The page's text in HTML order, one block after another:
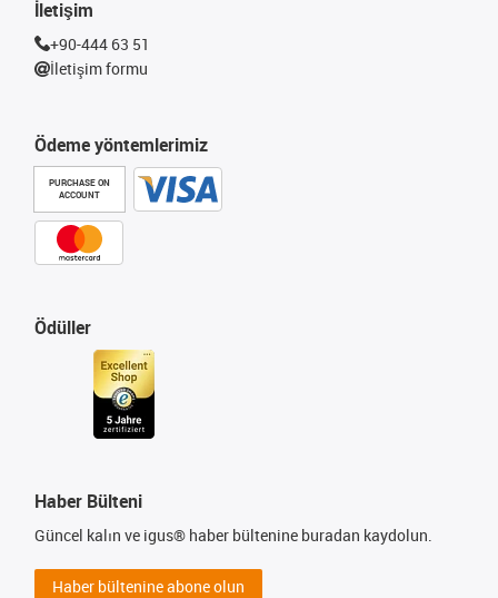
Ödeme yöntemlerimiz
PURCHASE ON
ACCOUNT
Ödüller
İletişim
+90-444 63 51
İletişim formu
Haber Bülteni
Güncel kalın ve igus® haber bültenine buradan kaydolun.
Haber bültenine abone olun